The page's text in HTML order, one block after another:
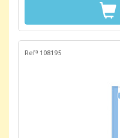
Refª 108195